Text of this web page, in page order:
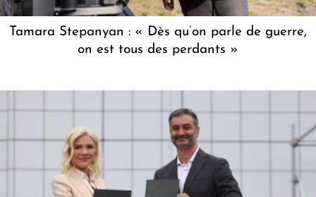
Tamara Stepanyan : « Dès qu’on parle de guerre,
on est tous des perdants »